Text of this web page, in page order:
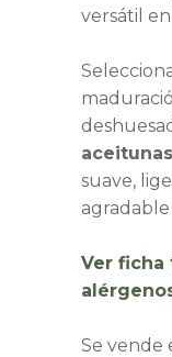
versátil
suave,
Ver ficha
Se vende